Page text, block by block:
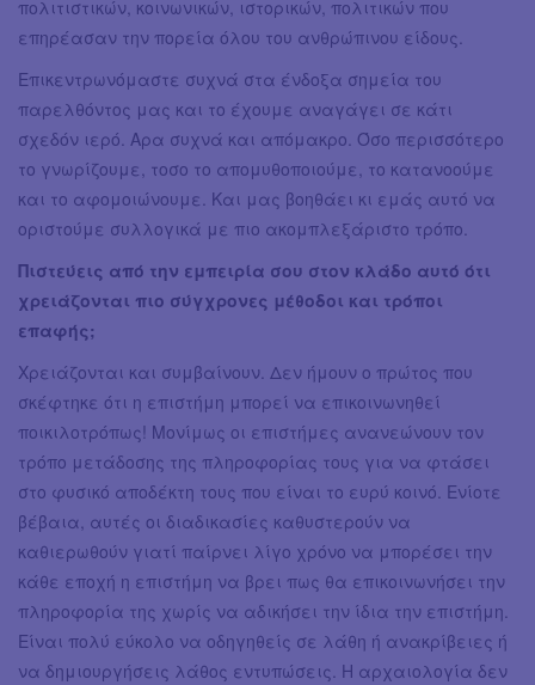
πολιτιστικών, κοινωνικών, ιστορικών, πολιτικών που
επηρέασαν την πορεία όλου του ανθρώπινου είδους.
Επικεντρωνόμαστε συχνά στα ένδοξα σημεία του
παρελθόντος μας και το έχουμε αναγάγει σε κάτι
σχεδόν ιερό. Αρα συχνά και απόμακρο. Όσο περισσότερο
το γνωρίζουμε, τοσο το απομυθοποιούμε, το κατανοούμε
και το αφομοιώνουμε. Και μας βοηθάει κι εμάς αυτό να
οριστούμε συλλογικά με πιο ακομπλεξάριστο τρόπο.
Πιστεύεις από την εμπειρία σου στον κλάδο αυτό ότι
χρειάζονται πιο σύγχρονες μέθοδοι και τρόποι
επαφής;
Χρειάζονται και συμβαίνουν. Δεν ήμουν ο πρώτος που
σκέφτηκε ότι η επιστήμη μπορεί να επικοινωνηθεί
ποικιλοτρόπως! Μονίμως οι επιστήμες ανανεώνουν τον
τρόπο μετάδοσης της πληροφορίας τους για να φτάσει
στο φυσικό αποδέκτη τους που είναι το ευρύ κοινό. Ενίοτε
βέβαια, αυτές οι διαδικασίες καθυστερούν να
καθιερωθούν γιατί παίρνει λίγο χρόνο να μπορέσει την
κάθε εποχή η επιστήμη να βρει πως θα επικοινωνήσει την
πληροφορία της χωρίς να αδικήσει την ίδια την επιστήμη.
Είναι πολύ εύκολο να οδηγηθείς σε λάθη ή ανακρίβειες ή
να δημιουργήσεις λάθος εντυπώσεις. Η αρχαιολογία δεν